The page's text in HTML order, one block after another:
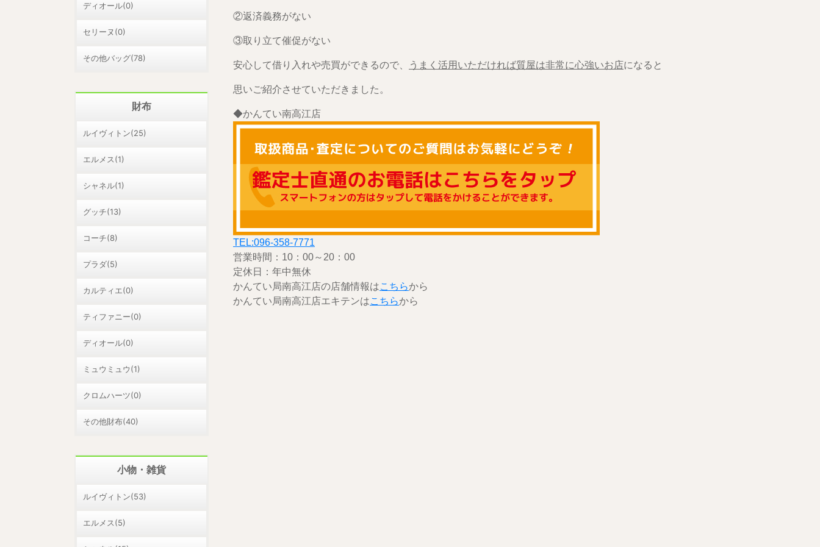
②返済義務がない
③取り立て催促がない
安心して借り入れや売買ができるので、 うまく活用いただければ質屋は非常に心強いお店になると
思いご紹介させていただきました。
◆かんてい南高江店
TEL:096-358-7771
営業時間：10：00～20：00
定休日：年中無休
かんてい局南高江店の店舗情報はこちらから
かんてい局南高江店エキテンはこちらから
ディオール(0)
セリーヌ(0)
その他バッグ(78)
財布
ルイヴィトン(25)
エルメス(1)
シャネル(1)
グッチ(13)
コーチ(8)
プラダ(5)
カルティエ(0)
ティファニー(0)
ディオール(0)
ミュウミュウ(1)
クロムハーツ(0)
その他財布(40)
小物・雑貨
ルイヴィトン(53)
エルメス(5)